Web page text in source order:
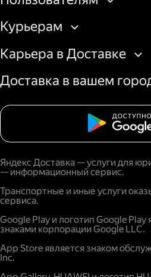
Курьерам
Карьера в Доставке
Доставка в вашем
Яндекс Доставка — услуги для
— информационный сервис.
Транспортные и иные услуги
сервиса.
Google Play и логотип Google
знаками корпорации Google LLC.
App Store является знаком
Inc.